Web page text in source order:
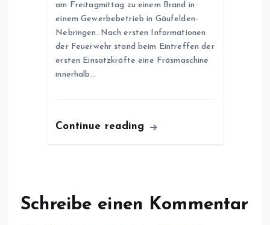
am Freitagmittag zu einem Brand in
einem Gewerbebetrieb in Gäufelden-
Nebringen. Nach ersten Informationen
der Feuerwehr stand beim Eintreffen der
ersten Einsatzkräfte eine Fräsmaschine
innerhalb…
Continue reading
Schreibe einen Kommentar